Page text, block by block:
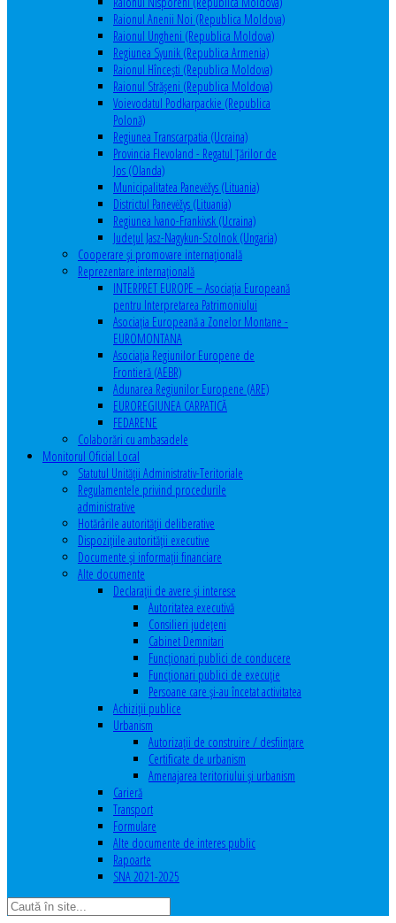
Raionul Anenii Noi (Republica Moldova)
Raionul Ungheni (Republica Moldova)
Regiunea Syunik (Republica Armenia)
Raionul Hîncești (Republica Moldova)
Raionul Străşeni (Republica Moldova)
Voievodatul Podkarpackie (Republica
Polonă)
Regiunea Transcarpatia (Ucraina)
Provincia Flevoland - Regatul Ţărilor de
Jos (Olanda)
Municipalitatea Panevėžys (Lituania)
Districtul Panevėžys (Lituania)
Regiunea Ivano-Frankivsk (Ucraina)
Judeţul Jasz-Nagykun-Szolnok (Ungaria)
Cooperare şi promovare internaţională
Reprezentare internaţională
INTERPRET EUROPE – Asociația Europeană
pentru Interpretarea Patrimoniului
Asociația Europeană a Zonelor Montane -
EUROMONTANA
Asociația Regiunilor Europene de
Frontieră (AEBR)
Adunarea Regiunilor Europene (ARE)
EUROREGIUNEA CARPATICĂ
FEDARENE
Colaborări cu ambasadele
Monitorul Oficial Local
Statutul Unităţii Administrativ-Teritoriale
Regulamentele privind procedurile
administrative
Hotărârile autorităţii deliberative
Dispoziţiile autorităţii executive
Documente şi informaţii financiare
Alte documente
Declaraţii de avere şi interese
Autoritatea executivă
Consilieri judeţeni
Cabinet Demnitari
Funcţionari publici de conducere
Funcționari publici de execuție
Persoane care şi-au încetat activitatea
Achiziţii publice
Urbanism
Autorizații de construire / desființare
Certificate de urbanism
Amenajarea teritoriului şi urbanism
Carieră
Transport
Formulare
Alte documente de interes public
Rapoarte
SNA 2021-2025